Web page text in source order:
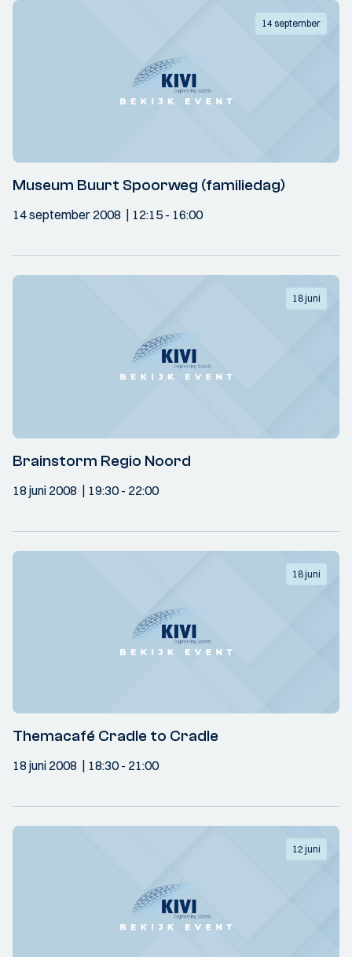
14 september
Museum Buurt Spoorweg (familiedag)
14 september 2008 12:15 - 16:00
18 juni
Brainstorm Regio Noord
18 juni 2008 19:30- 22:00
18 juni
Themacafé Cradle to Cradle
18 juni 2008 18:30- 21:00
12 juni